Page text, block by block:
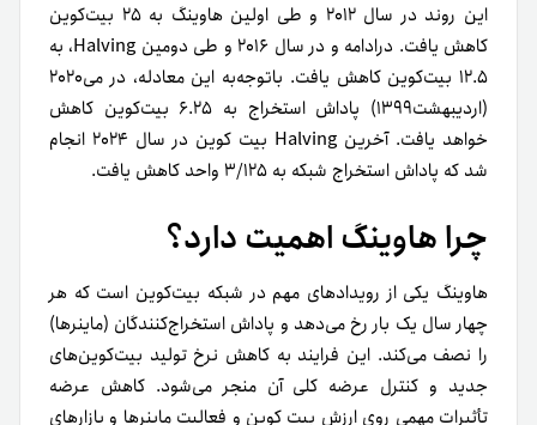
این روند در سال ۲۰۱۲ و طی اولین هاوینگ به ۲۵ بیت‌کوین
کاهش یافت. درادامه و در سال ۲۰۱۶ و طی دومین
Halving، به
۱۲.۵ بیت‌کوین کاهش یافت. با‌توجه‌به این معادله، در می۲۰۲۰
(‌اردیبهشت۱۳۹۹) پاداش استخراج به ۶.۲۵ بیت‌کوین کاهش
خواهد یافت.
آخرین Halving بیت کوین در سال ۲۰۲۴ انجام
شد که پاداش استخراج شبکه به ۳/۱۲۵ واحد کاهش یافت.
چرا هاوینگ اهمیت دارد؟
هاوینگ یکی از رویدادهای مهم در شبکه بیت‌کوین است که هر
چهار سال یک‌ بار رخ می‌دهد و پاداش استخراج‌کنندگان (ماینرها)
را نصف می‌کند. این فرایند به کاهش نرخ تولید بیت‌کوین‌های
جدید و کنترل عرضه کلی آن منجر می‌شود. کاهش عرضه
تأثیرات مهمی روی ارزش بیت‌ کوین و فعالیت ماینرها و بازارهای